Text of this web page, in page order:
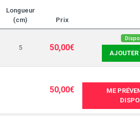
Longueur
(cm)
Prix
5 50,00€
AJOUTER
50,00€
ME